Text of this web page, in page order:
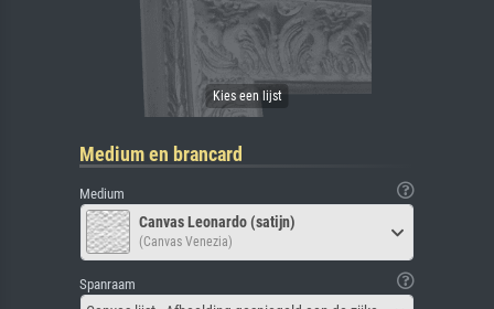
Medium en brancard
Medium
Canvas Leonardo (satijn)
(Canvas Venezia)
Spanraam